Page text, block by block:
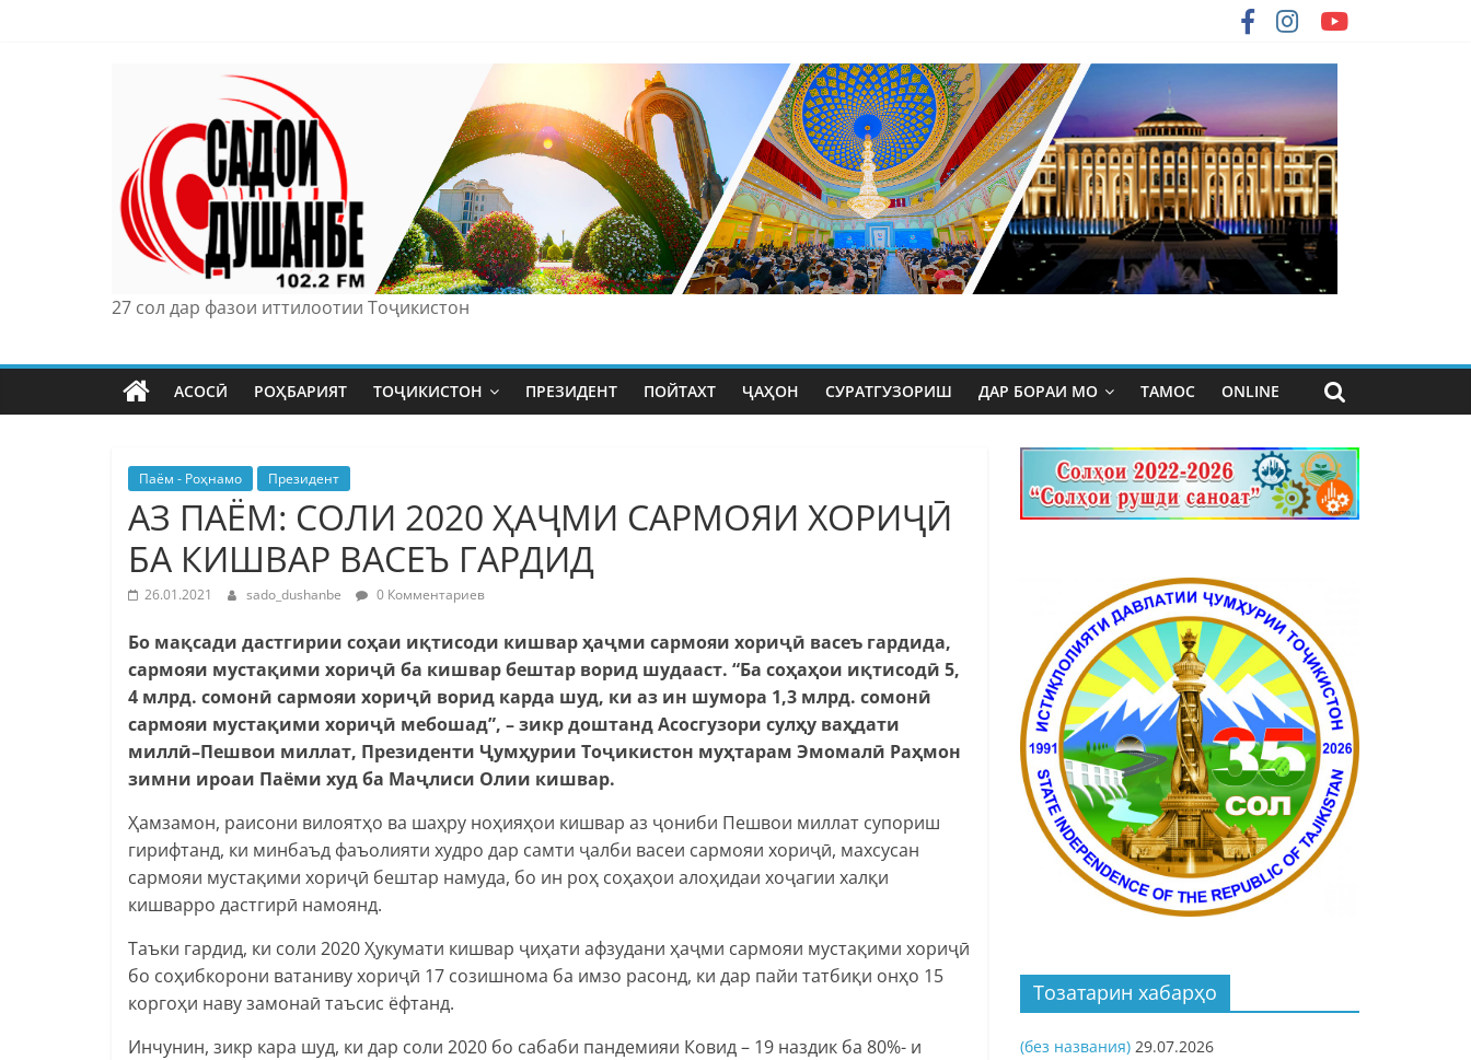
27 сол дар фазои иттилоотии Тоҷикистон
АСОСӢ РОҲБАРИЯТ ТОҶИКИСТОН ПРЕЗИДЕНТ ПОЙТАХТ ҶАҲОН СУРАТГУЗОРИШ ДАР БОРАИ МО ТАМОС ONLINE
Паём - Роҳнамо Президент
АЗ ПАЁМ: СОЛИ 2020 ҲАҶМИ САРМОЯИ ХОРИҶӢ
БА КИШВАР ВАСЕЪ ГАРДИД
26.01.2021 sado_dushanbe 0 Комментариев
Бо мақсади дастгирии соҳаи иқтисоди кишвар ҳаҷми сармояи хориҷӣ васеъ гардида,
сармояи мустақими хориҷӣ ба кишвар бештар ворид шудааст. “Ба соҳаҳои иқтисодӣ 5,
4 млрд. сомонӣ сармояи хориҷӣ ворид карда шуд, ки аз ин шумора 1,3 млрд. сомонӣ
сармояи мустақими хориҷӣ мебошад”, – зикр доштанд Асосгузори сулҳу ваҳдати
миллӣ–Пешвои миллат, Президенти Ҷумҳурии Тоҷикистон муҳтарам Эмомалӣ Раҳмон
зимни ироаи Паёми худ ба Маҷлиси Олии кишвар.
Ҳамзамон, раисони вилоятҳо ва шаҳру ноҳияҳои кишвар аз ҷониби Пешвои миллат супориш
гирифтанд, ки минбаъд фаъолияти худро дар самти ҷалби васеи сармояи хориҷӣ, махсусан
сармояи мустақими хориҷӣ бештар намуда, бо ин роҳ соҳаҳои алоҳидаи хоҷагии халқи
кишварро дастгирӣ намоянд.
Таъки гардид, ки соли 2020 Ҳукумати кишвар ҷиҳати афзудани ҳаҷми сармояи мустақими хориҷӣ
бо соҳибкорони ватаниву хориҷӣ 17 созишнома ба имзо расонд, ки дар пайи татбиқи онҳо 15
коргоҳи наву замонаӣ таъсис ёфтанд.
Инчунин, зикр кара шуд, ки дар соли 2020 бо сабаби пандемияи Ковид – 19 наздик ба 80%- и
Тозатарин хабарҳо
(без названия) 29.07.2026